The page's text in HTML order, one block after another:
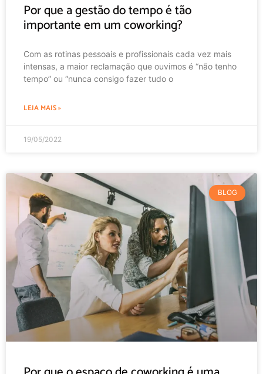
Por que a gestão do tempo é tão
importante em um coworking?
Com as rotinas pessoais e profissionais cada vez mais
intensas, a maior reclamação que ouvimos é “não tenho
tempo” ou “nunca consigo fazer tudo o
LEIA MAIS »
19/05/2022
BLOG